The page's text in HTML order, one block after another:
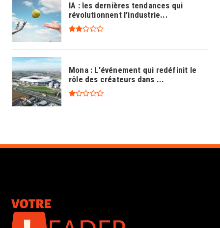
IA : les dernières tendances qui
révolutionnent l’industrie...
Mona : L'événement qui redéfinit le
rôle des créateurs dans ...